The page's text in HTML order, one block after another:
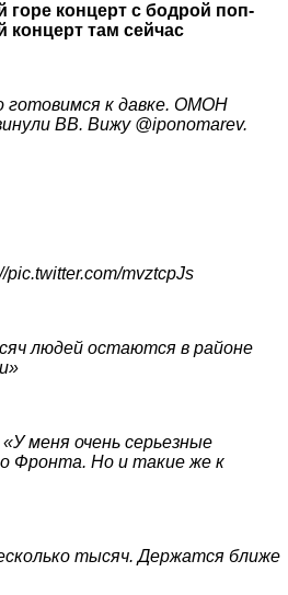
концерт с бодрой поп-
концерт там сейчас
готовимся к давке. ОМОН
ВВ. Вижу @iponomarev.
pic.twitter.com/mvztcpJs
людей остаются в районе
меня очень серьезные
Фронта. Но и такие же к
тысяч. Держатся ближе